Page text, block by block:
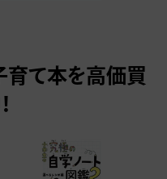
育て本を高価買